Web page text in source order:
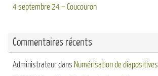
4 septembre 24 – Coucouron
Commentaires récents
Administrateurdans Numérisation de diapositives